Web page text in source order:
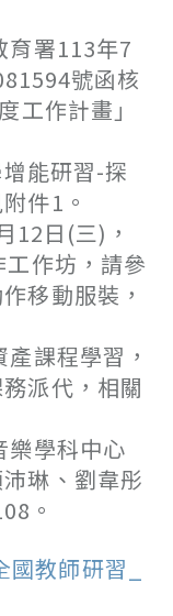
育署113年7
號函核
工作計畫」
能研習-探
件1。
12日(三)，
作坊，請參
移動服裝，
課程學習，
派代，相關
樂學科中心
琳、劉韋彤
。
教師研習_